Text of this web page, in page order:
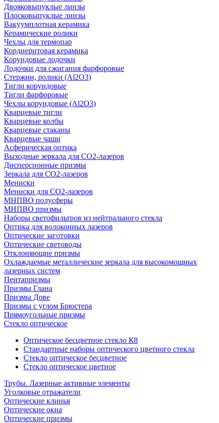
Двояковыпуклые линзы
Плосковыпуклые линзы
Вакуумплотная керамика
Керамические ролики
Чехлы для термопар
Кордиеритовая керамика
Корундовые лодочки
Лодочки для сжигания фарфоровые
Стержни, ролики (Al2O3)
Тигли корундовые
Тигли фарфоровые
Чехлы корундовые (Al2O3)
Кварцевые тигли
Кварцевые колбы
Кварцевые стаканы
Кварцевые чаши
Асферическая оптика
Выходные зеркала для CO2-лазеров
Дисперсионные призмы
Зеркала для CO2-лазеров
Мениски
Мениски для CO2-лазеров
МНПВО полусферы
МНПВО призмы
Наборы светофильтров из нейтрального стекла
Оптика для волоконных лазеров
Оптические заготовки
Оптические световоды
Отклоняющие призмы
Охлаждаемые металлические зеркала для высокомощных
лазерных систем
Пентапризмы
Призмы Глана
Призмы Дове
Призмы с углом Брюстера
Прямоугольные призмы
Стекло оптическое
Оптическое бесцветное стекло К8
Стандартные наборы оптического цветного стекла
Стекло оптическое бесцветное
Стекло оптическое цветное
Трубы. Лазерные активные элементы
Уголковые отражатели
Оптические клинья
Оптические окна
Оптические призмы